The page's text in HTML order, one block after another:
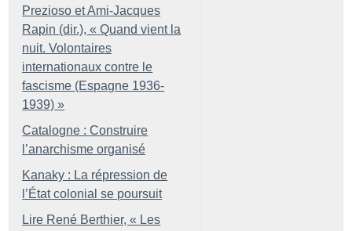
Prezioso et Ami-Jacques
Rapin (dir.), « Quand vient la
nuit. Volontaires
internationaux contre le
fascisme (Espagne 1936-
1939) »
Catalogne : Construire
l’anarchisme organisé
Kanaky : La répression de
l’État colonial se poursuit
Lire René Berthier, « Les